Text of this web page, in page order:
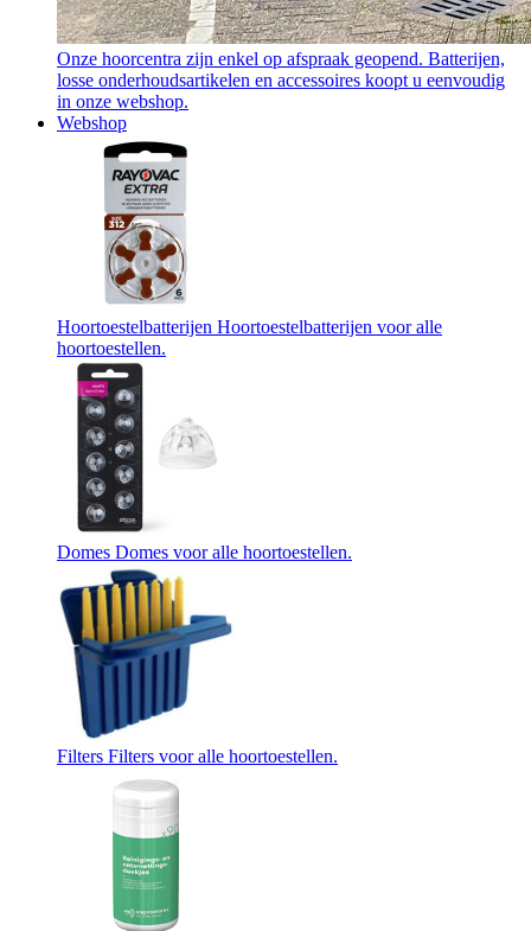
Onze hoorcentra zijn enkel op afspraak geopend. Batterijen,
losse onderhoudsartikelen en accessoires koopt u eenvoudig
in onze webshop.
Webshop
Hoortoestelbatterijen Hoortoestelbatterijen voor alle
hoortoestellen.
Domes Domes voor alle hoortoestellen.
Filters Filters voor alle hoortoestellen.